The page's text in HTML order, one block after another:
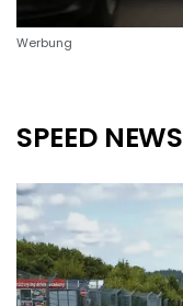
Werbung
SPEED NEWS